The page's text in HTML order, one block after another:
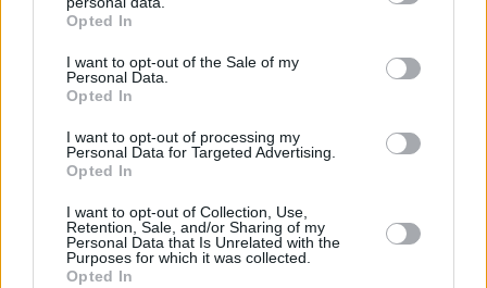
grant or deny consent to Google and its third-party tags to
use your data for below specified purposes in below Google
consent section.
Opted In
I want to opt-out of the Sale of my
Personal Data.
Opted In
I want to opt-out of processing my
Personal Data for Targeted Advertising.
Opted In
I want to opt-out of Collection, Use,
Retention, Sale, and/or Sharing of my
Personal Data that Is Unrelated with the
Purposes for which it was collected.
Opted In
αεροδρόμιο: «Βιαστικά στημένη προβοκάτσια»
πριν μία ώρα
θρεπτικές επιλογές για κάθε μέρα
08.08.2026, 01:00
Οδησσό μία ημέρα πριν από αγώνα πρωταθλήματος,
δείτε βίντεο
08.08.2026, 00:50
08.08.2026, 00:30